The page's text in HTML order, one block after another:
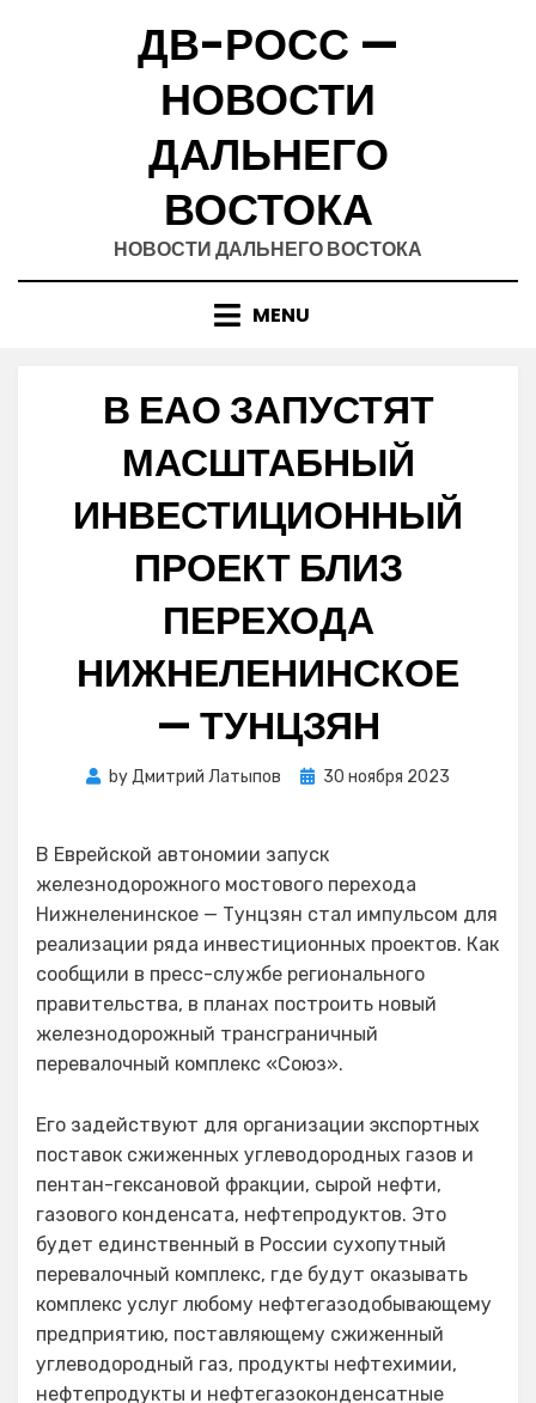
ДВ-РОСС —
НОВОСТИ
ДАЛЬНЕГО
ВОСТОКА
НОВОСТИ ДАЛЬНЕГО ВОСТОКА
MENU
В ЕАО ЗАПУСТЯТ
МАСШТАБНЫЙ
ИНВЕСТИЦИОННЫЙ
ПРОЕКТ БЛИЗ
ПЕРЕХОДА
НИЖНЕЛЕНИНСКОЕ
— ТУНЦЗЯН
byДмитрий Латыпов
Posted
30 ноября 2023
В Еврейской автономии запуск
железнодорожного мостового перехода
Нижнеленинское — Тунцзян стал импульсом для
реализации ряда инвестиционных проектов. Как
сообщили в пресс-службе регионального
правительства, в планах построить новый
железнодорожный трансграничный
перевалочный комплекс «Союз».
Его задействуют для организации экспортных
поставок сжиженных углеводородных газов и
пентан-гексановой фракции, сырой нефти,
газового конденсата, нефтепродуктов. Это
будет единственный в России сухопутный
перевалочный комплекс, где будут оказывать
комплекс услуг любому нефтегазодобывающему
предприятию, поставляющему сжиженный
углеводородный газ, продукты нефтехимии,
нефтепродукты и нефтегазоконденсатные